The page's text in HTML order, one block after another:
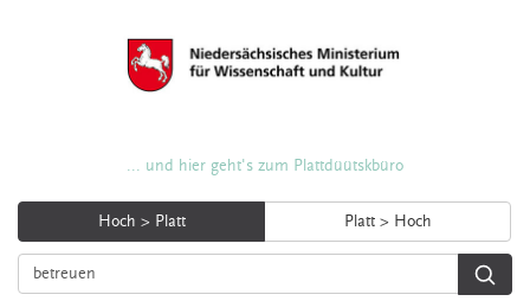
... und hier geht's zum Plattdüütskbüro
Hoch > Platt Platt > Hoch